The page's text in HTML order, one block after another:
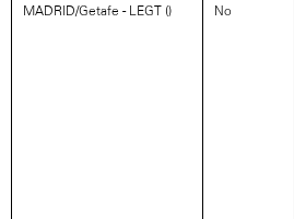
MADRID/Getafe - LEGT () No